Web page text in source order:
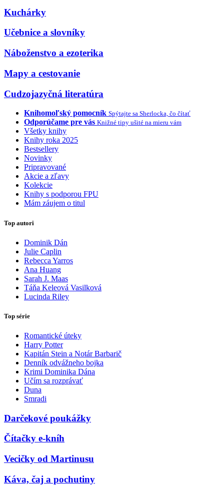
Kuchárky
Učebnice a slovníky
Náboženstvo a ezoterika
Mapy a cestovanie
Cudzojazyčná literatúra
Knihomoľský pomocník Spýtajte sa Sherlocka, čo čítať
Odporúčame pre vás Knižné tipy ušité na mieru vám
Všetky knihy
Knihy roka 2025
Bestsellery
Novinky
Pripravované
Akcie a zľavy
Kolekcie
Knihy s podporou FPU
Mám záujem o titul
Top autori
Dominik Dán
Julie Caplin
Rebecca Yarros
Ana Huang
Sarah J. Maas
Táňa Keleová Vasilková
Lucinda Riley
Top série
Romantické úteky
Harry Potter
Kapitán Stein a Notár Barbarič
Denník odvážneho bojka
Krimi Dominika Dána
Učím sa rozprávať
Duna
Smradi
Darčekové poukážky
Čítačky e-kníh
Vecičky od Martinusu
Káva, čaj a pochutiny